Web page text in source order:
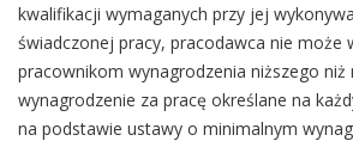
kwalifikacji wymaganych przy jej
świadczonej pracy, pracodawca nie może
pracownikom wynagrodzenia niższego niż
wynagrodzenie za pracę określane na
na podstawie ustawy o minimalnym